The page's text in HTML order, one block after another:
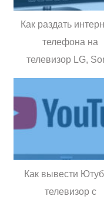
Как раздать
телефона на
телевизор LG,
Philips —
скриншотами
Как вывести
телевизор с